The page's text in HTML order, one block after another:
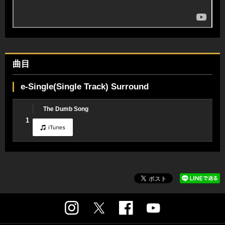
曲目
e-Single(Single Track) Surround
1
The Dumb Song